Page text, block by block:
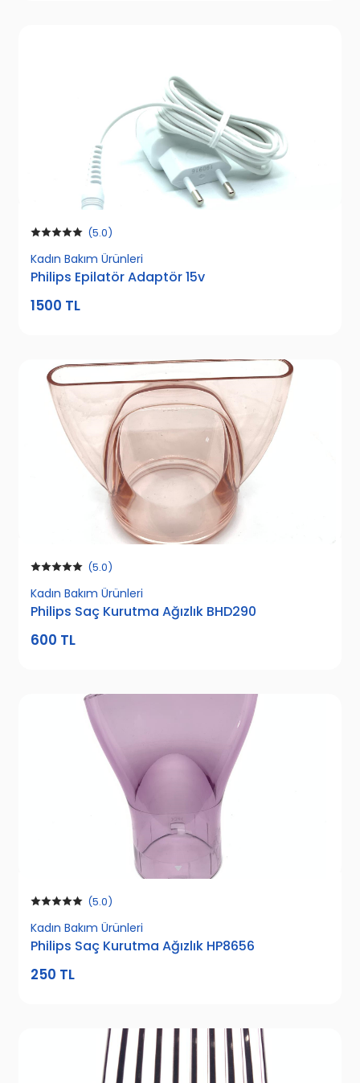
(5.0)
Kadın Bakım Ürünleri
Philips Epilatör Adaptör 15v
1500 TL
(5.0)
Kadın Bakım Ürünleri
Philips Saç Kurutma Ağızlık BHD290
600 TL
(5.0)
Kadın Bakım Ürünleri
Philips Saç Kurutma Ağızlık HP8656
250 TL